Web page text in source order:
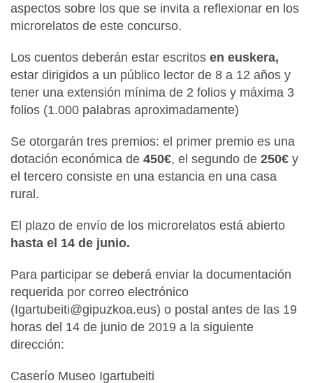
aspectos sobre los que se invita a reflexionar en los
microrelatos de este concurso.
Los cuentos deberán estar escritos en euskera,
estar dirigidos a un público lector de 8 a 12 años y
tener una extensión mínima de 2 folios y máxima 3
folios (1.000 palabras aproximadamente)
Se otorgarán tres premios: el primer premio es una
dotación económica de 450€, el segundo de 250€ y
el tercero consiste en una estancia en una casa
rural.
El plazo de envío de los microrelatos está abierto
hasta el 14 de junio.
Para participar se deberá enviar la documentación
requerida por correo electrónico
(Igartubeiti@gipuzkoa.eus) o postal antes de las 19
horas del 14 de junio de 2019 a la siguiente
dirección:
Caserío Museo Igartubeiti